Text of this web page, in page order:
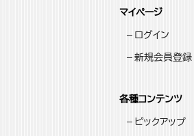
マイページ
ログイン
新規会員登録
各種コンテンツ
ピックアップ